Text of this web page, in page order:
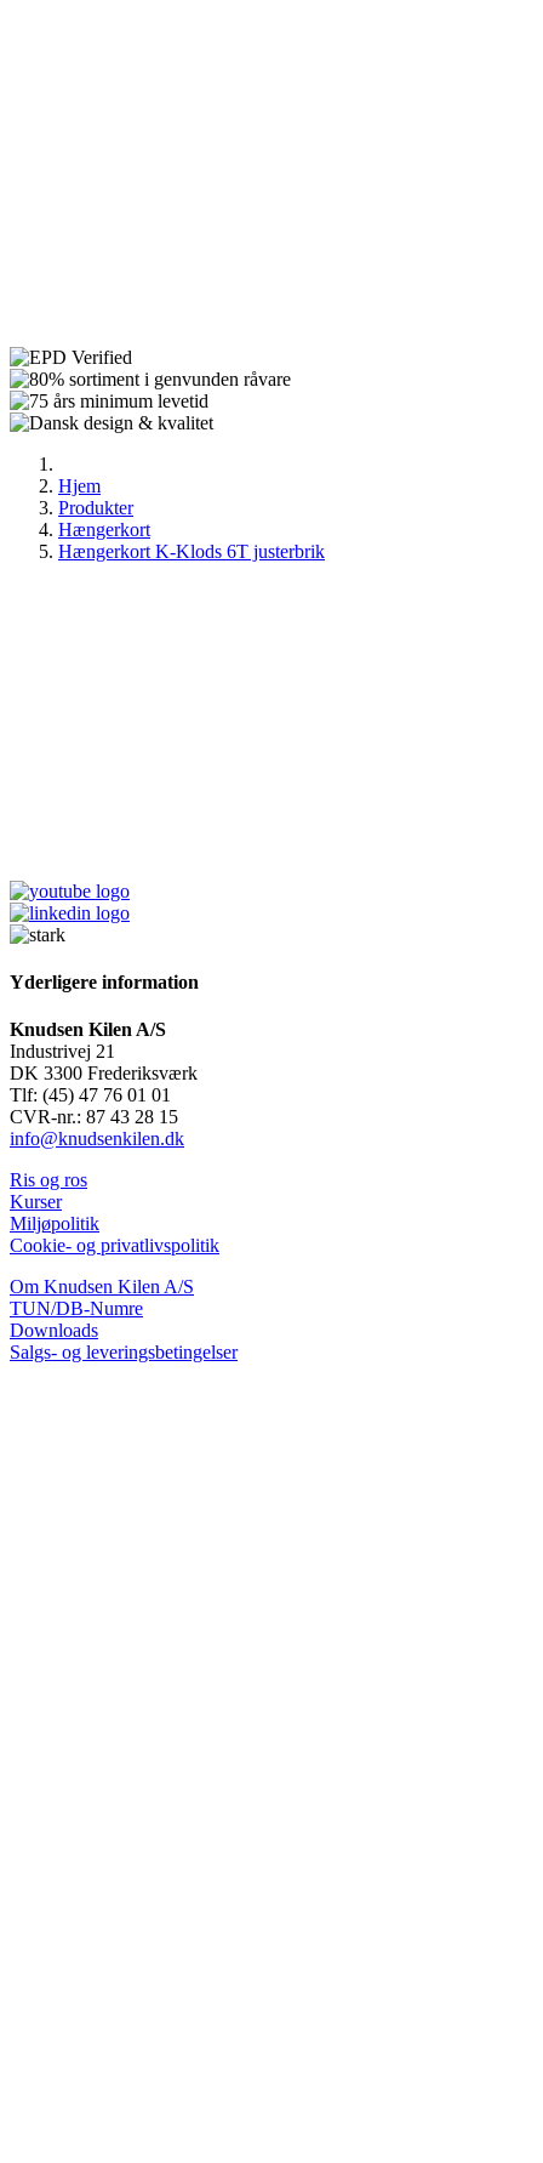
Hjem
Produkter
Hængerkort
Hængerkort K-Klods 6T justerbrik
Yderligere information
Knudsen Kilen A/S
Industrivej 21
DK 3300 Frederiksværk
Tlf: (45) 47 76 01 01
CVR-nr.: 87 43 28 15
info@knudsenkilen.dk
Ris og ros
Kurser
Miljøpolitik
Cookie- og privatlivspolitik
Om Knudsen Kilen A/S
TUN/DB-Numre
Downloads
Salgs- og leveringsbetingelser